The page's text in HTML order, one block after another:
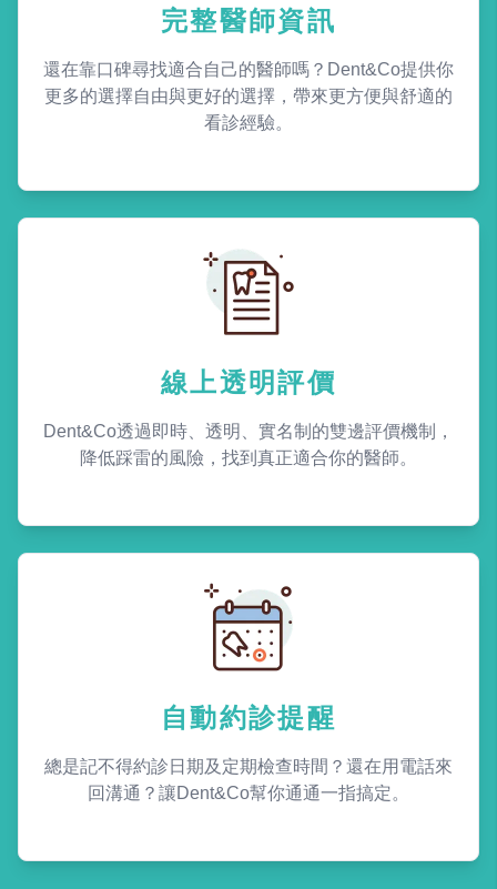
完整醫師資訊
還在靠口碑尋找適合自己的醫師嗎？Dent&Co提供你
更多的選擇自由與更好的選擇，帶來更方便與舒適的
看診經驗。
線上透明評價
Dent&Co透過即時、透明、實名制的雙邊評價機制，
降低踩雷的風險，找到真正適合你的醫師。
自動約診提醒
總是記不得約診日期及定期檢查時間？還在用電話來
回溝通？讓Dent&Co幫你通通一指搞定。